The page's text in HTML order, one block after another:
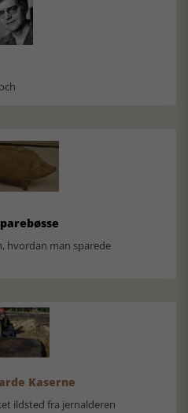
hvordan man sparede
Kaserne
ildsted fra jernalderen